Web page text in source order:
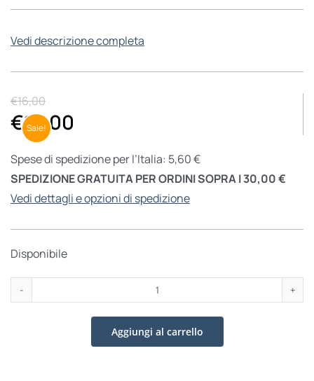
Vedi descrizione completa
€16,00
€13,00
Sale!
Spese di spedizione per l’Italia: 5,60 €
SPEDIZIONE GRATUITA PER ORDINI SOPRA I 30,00 €
Vedi dettagli e opzioni di spedizione
Disponibile
Di
padre
in
Aggiungi al carrello